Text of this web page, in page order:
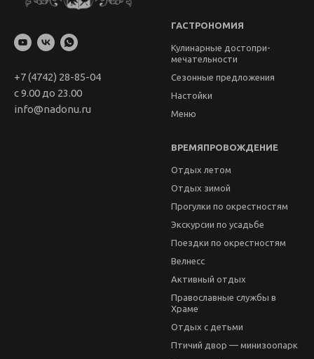
+7 (4742) 28-85-04
с 9.00 до 23.00
info@nadonu.ru
ГАСТРОНОМИЯ
Кулинарные достопри­
мечательности
Сезонные предложения
Настойки
Меню
ВРЕМЯПРОВОЖДЕНИЕ
Отдых летом
Отдых зимой
Прогулки по окрестностям
Экскурсии по усадьбе
Поездки по окрестностям
Велнесс
Активный отдых
Православные службы в
Храме
Отдых с детьми
Птичий двор — минизоопарк